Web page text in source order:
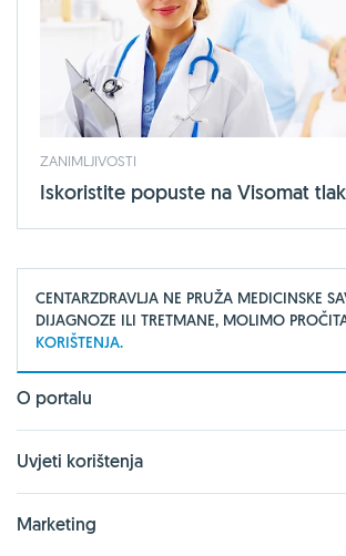
ZANIMLJIVOSTI
Iskoristite popuste na Visomat
CENTARZDRAVLJA NE PRUŽA MEDICINSKE
DIJAGNOZE ILI TRETMANE, MOLIMO
KORIŠTENJA.
O portalu
Uvjeti korištenja
Marketing